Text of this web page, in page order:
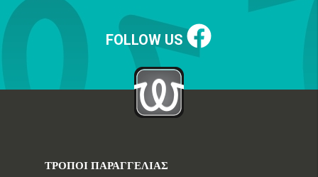
FOLLOW US
ΤΡΟΠΟΙ ΠΑΡΑΓΓΕΛΙΑΣ